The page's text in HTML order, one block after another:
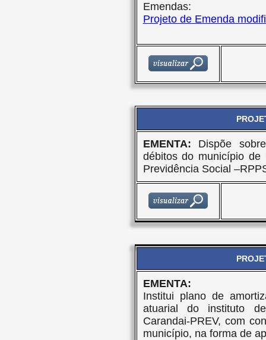
Emendas:
Projeto de Emenda
EMENTA: Dispõe
débitos do município
Previdência Social
EMENTA:
Institui plano de
atuarial do instituto
Carandai-PREV, com
município, na forma de